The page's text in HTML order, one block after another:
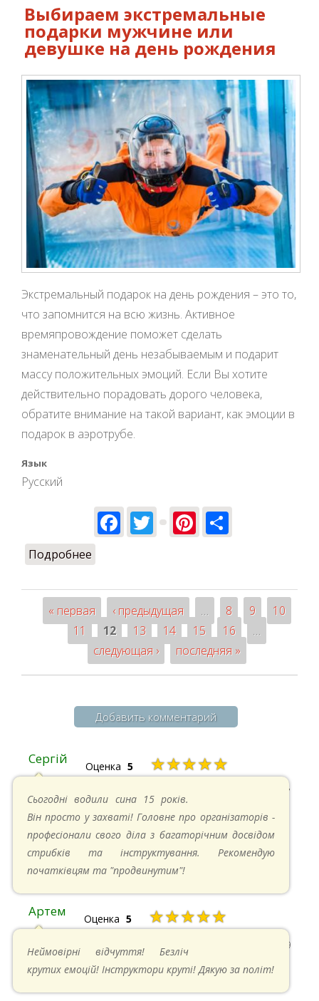
Выбираем экстремальные
подарки мужчине или
девушке на день рождения
Экстремальный подарок на день рождения – это то,
что запомнится на всю жизнь. Активное
времяпровождение поможет сделать
знаменательный день незабываемым и подарит
массу положительных эмоций. Если Вы хотите
действительно порадовать дорого человека,
обратите внимание на такой вариант, как эмоции в
подарок в аэротрубе.
Язык
Русский
Facebook
TwitterPinterest
Подробнее
рождения
Страницы
« первая ‹ предыдущая … 8 9
10
11
12 13 14 15 16
…
следующая ›
последняя »
Добавить комментарий
Сергій Оценка 5 ★★★★★
20.04.2025 в 17:07
Сьогодні водили сина 15 років.
Він просто у захваті! Головне про організаторів -
професіонали свого діла з багаторічним досвідом
стрибків та інструктування. Рекомендую
початківцям та "продвинутим"!
Артем Оценка 5 ★★★★★
22.06.2024 в 15:59
Неймовірні відчуття! Безліч
крутих емоцій! Інструктори круті! Дякую за політ!